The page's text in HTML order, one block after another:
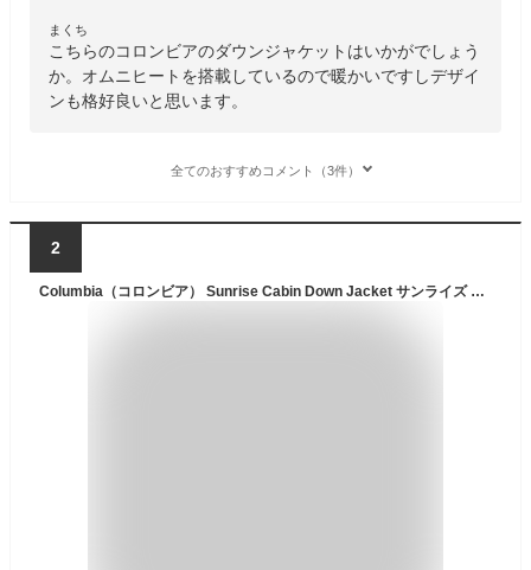
まくち
こちらのコロンビアのダウンジャケットはいかがでしょう
か。オムニヒートを搭載しているので暖かいですしデザイ
ンも格好良いと思います。
全てのおすすめコメント（3件）
2
Columbia（コロンビア） Sunrise Cabin Down Jacket サンライズ キャビン ダウン ジャケット オムニヒート インフィニティ 裏地 金色 ゴールド オムニテック 防水 軽量 軽い ダウンジャケット メンズ アウター マウンテン パーカー 冬 通勤 通学 【XE5842】